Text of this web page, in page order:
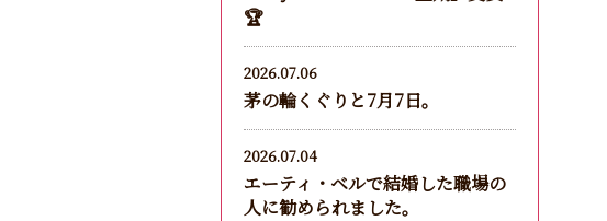
🏆
2026.07.06
茅の輪くぐりと7月7日。
2026.07.04
エーティ・ベルで結婚した職場の
人に勧められました。